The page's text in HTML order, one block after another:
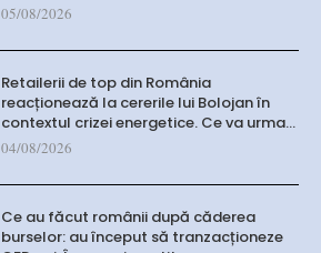
05/08/2026
Retailerii de top din România
reacționează la cererile lui Bolojan în
contextul crizei energetice. Ce va urma…
04/08/2026
Ce au făcut românii după căderea
burselor: au început să tranzacționeze